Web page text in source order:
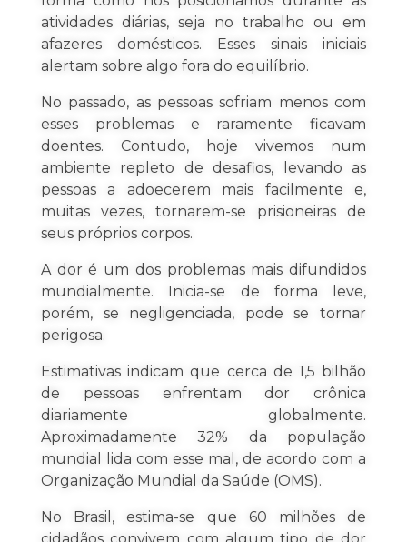
atividades diárias, seja no trabalho ou em
afazeres domésticos. Esses sinais iniciais
alertam sobre algo fora do equilíbrio.
No passado, as pessoas sofriam menos com
esses problemas e raramente ficavam
doentes. Contudo, hoje vivemos num
ambiente repleto de desafios, levando as
pessoas a adoecerem mais facilmente e,
muitas vezes, tornarem-se prisioneiras de
seus próprios corpos.
A dor é um dos problemas mais difundidos
mundialmente. Inicia-se de forma leve,
porém, se negligenciada, pode se tornar
perigosa.
Estimativas indicam que cerca de 1,5 bilhão
de pessoas enfrentam dor crônica
diariamente globalmente.
Aproximadamente 32% da população
mundial lida com esse mal, de acordo com a
Organização Mundial da Saúde (OMS).
No Brasil, estima-se que 60 milhões de
cidadãos convivem com algum tipo de dor